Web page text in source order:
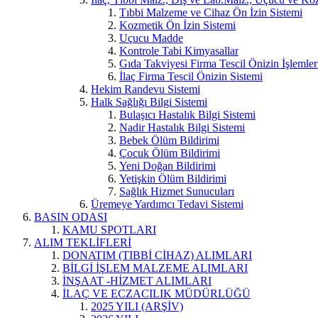
Tıbbi Malzeme ve Cihaz Ön İzin Sistemi
Kozmetik Ön İzin Sistemi
Uçucu Madde
Kontrole Tabi Kimyasallar
Gıda Takviyesi Firma Tescil Önizin
İlaç Firma Tescil Önizin Sistemi
Hekim Randevu Sistemi
Halk Sağlığı Bilgi Sistemi
Bulaşıcı Hastalık Bilgi Sistemi
Nadir Hastalık Bilgi Sistemi
Bebek Ölüm Bildirimi
Çocuk Ölüm Bildirimi
Yeni Doğan Bildirimi
Yetişkin Ölüm Bildirimi
Sağlık Hizmet Sunucuları
Üremeye Yardımcı Tedavi Sistemi
BASIN ODASI
KAMU SPOTLARI
ALIM TEKLİFLERİ
DONATIM (TIBBİ CİHAZ) ALIMLARI
BİLGİ İŞLEM MALZEME ALIMLARI
İNŞAAT -HİZMET ALIMLARI
İLAÇ VE ECZACILIK MÜDÜRLÜĞÜ
2025 YILI (ARŞİV)